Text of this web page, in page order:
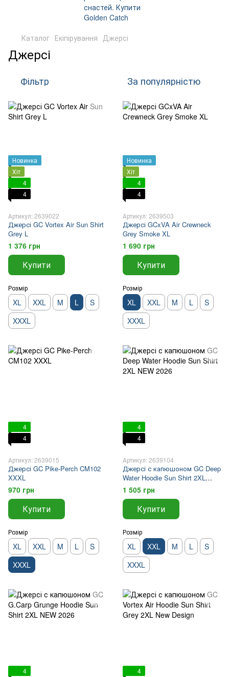
Каталог Екіпірування Джерсі
Джерсі
Фільтр За популярністю
Новинка
Хіт
4
4
Артикул: 2639022
Джерсі GC Vortex Air Sun Shirt
Grey L
1 376 грн
Купити
Розмір
XL XXL M L
S
XXXL
Новинка
Хіт
4
4
Артикул: 2639503
Джерсі GCxVA Air Crewneck
Grey Smoke XL
1 690 грн
Купити
Розмір
XL XXL M L
S
XXXL
4
4
Артикул: 2639015
Джерсі GC Pike-Perch CM102
XXXL
970 грн
Купити
Розмір
XL XXL M L
S
XXXL
4
4
Артикул: 2639104
Джерсі с капюшоном GC Deep
Water Hoodie Sun Shirt 2XL
NEW 2026
1 505 грн
Купити
Розмір
XL XXL M L
S
XXXL
4
4